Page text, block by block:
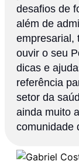
desafios de
além de
empresarial,
ouvir o seu
dicas e
referência
setor da
ainda muito
comunidade